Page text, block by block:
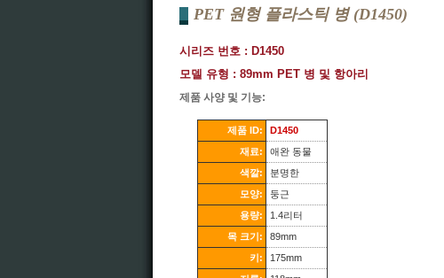
PET 원형 플라스틱 병 (D1450)
시리즈 번호 : D1450
모델 유형 : 89mm PET 병 및 항아리
제품 사양 및 기능:
제품 ID:
D1450
재료:
애완 동물
색깔:
분명한
모양:
둥근
용량:
1.4리터
목 크기:
89mm
키:
175mm